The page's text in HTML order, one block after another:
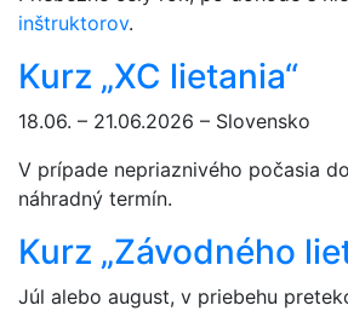
inštruktorov.
Kurz „XC lietania“
18.06. – 21.06.2026 – Slovensko
V prípade nepriaznivého počasia
náhradný termín.
Kurz „Závodného
Júl alebo august, v priebehu